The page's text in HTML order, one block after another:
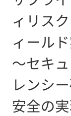
ィリス
ィール
～セキ
レンシ
安全の